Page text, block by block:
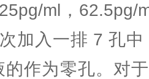
ml，62.5pg/
加入一排 7 孔
的作为零孔。对